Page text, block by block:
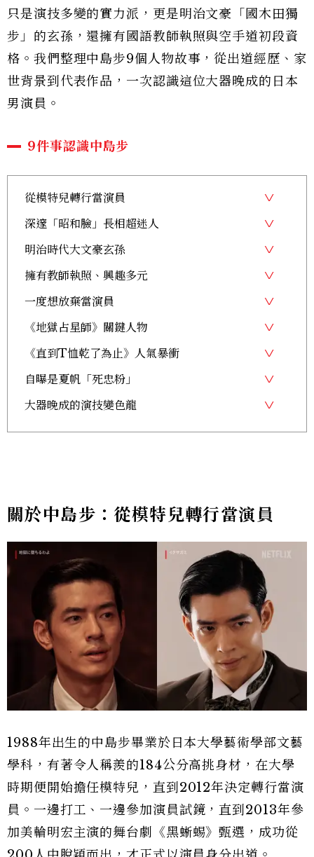
只是演技多變的實力派，更是明治文豪「國木田獨
步」的玄孫，還擁有國語教師執照與空手道初段資
格。我們整理中島步9個人物故事，從出道經歷、家
世背景到代表作品，一次認識這位大器晚成的日本
男演員。
9件事認識中島步
從模特兒轉行當演員
深邃「昭和臉」長相超迷人
明治時代大文豪玄孫
擁有教師執照、興趣多元
一度想放棄當演員
《地獄占星師》關鍵人物
《直到T恤乾了為止》人氣暴衝
自曝是夏帆「死忠粉」
大器晚成的演技變色龍
關於中島步：從模特兒轉行當演員
1988年出生的中島步畢業於日本大學藝術學部文藝
學科，有著令人稱羨的184公分高挑身材，在大學
時期便開始擔任模特兒，直到2012年決定轉行當演
員。一邊打工、一邊參加演員試鏡，直到2013年參
加美輪明宏主演的舞台劇《黑蜥蜴》甄選，成功從